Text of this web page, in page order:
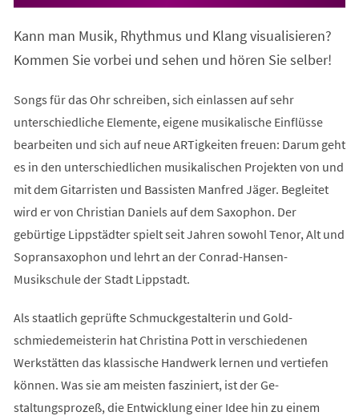
Kann man Musik, Rhythmus und Klang visualisieren?
Kommen Sie vorbei und sehen und hören Sie selber!
Songs für das Ohr schreiben, sich einlassen auf sehr
unterschiedliche Elemente, eigene musikalische Einflüsse
bearbeiten und sich auf neue ARTigkeiten freuen: Darum geht
es in den unterschiedlichen musikalischen Projekten von und
mit dem Gitarristen und Bassisten Manfred Jäger. Begleitet
wird er von Christian Daniels auf dem Saxophon. Der
gebürtige Lippstädter spielt seit Jahren sowohl Tenor, Alt und
Sopransaxophon und lehrt an der Conrad-Hansen-
Musikschule der Stadt Lippstadt.
Als staatlich geprüfte Schmuckgestalterin und Gold-
schmiedemeisterin hat Christina Pott in verschiedenen
Werkstätten das klassische Handwerk lernen und vertiefen
können. Was sie am meisten fasziniert, ist der Ge-
staltungsprozeß, die Entwicklung einer Idee hin zu einem